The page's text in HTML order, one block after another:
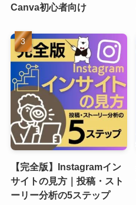
Canva初心者向け
【完全版】Instagramイン
サイトの見方｜投稿・スト
ーリー分析の5ステップ